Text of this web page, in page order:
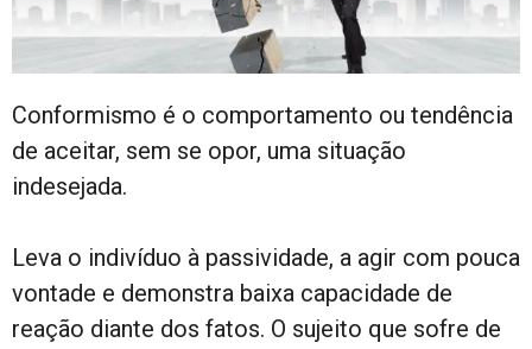
Conformismo é o comportamento ou tendência
de aceitar, sem se opor, uma situação
indesejada.
Leva o indivíduo à passividade, a agir com pouca
vontade e demonstra baixa capacidade de
reação diante dos fatos. O sujeito que sofre de